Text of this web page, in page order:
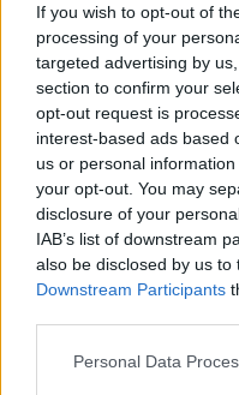
If you wish to opt-out of
processing of your
targeted advertising by
section to confirm your
opt-out request is
interest-based ads based
us or personal
your opt-out. You may
disclosure of your
IAB’s list of downstream
also be disclosed by us to
Downstream Participants
Personal Data
goedkeuring, om zo te
een review voor een
geen medische kennis
reviews alleen een beeld
die van de eigenaar van
ervaringen kunnen
voor medisch advies altijd
apotheker.